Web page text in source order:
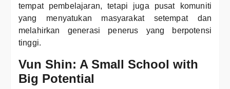
tempat pembelajaran, tetapi juga pusat komuniti
yang menyatukan masyarakat setempat dan
melahirkan generasi penerus yang berpotensi
tinggi.
Vun Shin: A Small School with
Big Potential